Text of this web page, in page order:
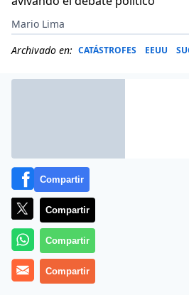
Mario Lima
Archivado en: CATÁSTROFES EEUU
Más información
Compartir
Compartir
Compartir
Compartir